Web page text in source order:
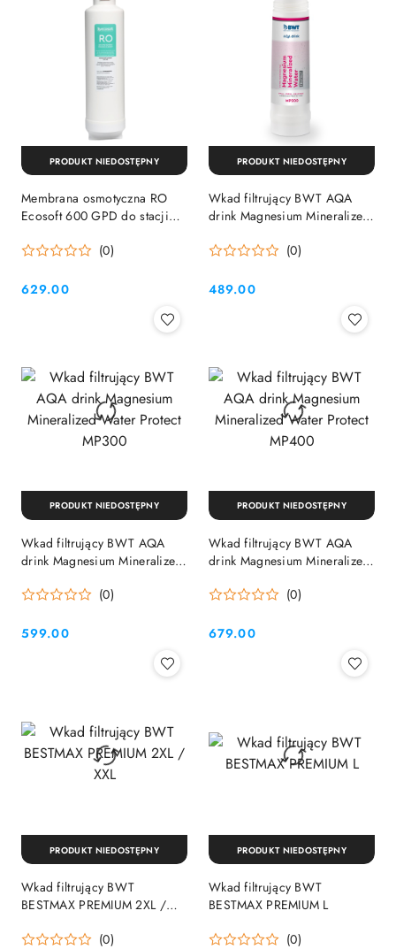
Membrana osmotyczna RO
Ecosoft 600 GPD do stacji
(0)
Cena:
629.00
PRODUKT NIEDOSTĘPNY
Wkad filtrujący BWT AQA
drink Magnesium Mineralized
(0)
Cena:
489.00
PRODUKT NIEDOSTĘPNY
Wkad filtrujący BWT AQA
drink Magnesium Mineralized
(0)
Cena:
599.00
PRODUKT NIEDOSTĘPNY
Wkad filtrujący BWT AQA
drink Magnesium Mineralized
(0)
Cena:
679.00
PRODUKT NIEDOSTĘPNY
Wkad filtrujący BWT
BESTMAX PREMIUM 2XL /
(0)
PRODUKT NIEDOSTĘPNY
Wkad filtrujący BWT
BESTMAX PREMIUM L
(0)
PRODUKT NIEDOSTĘPNY